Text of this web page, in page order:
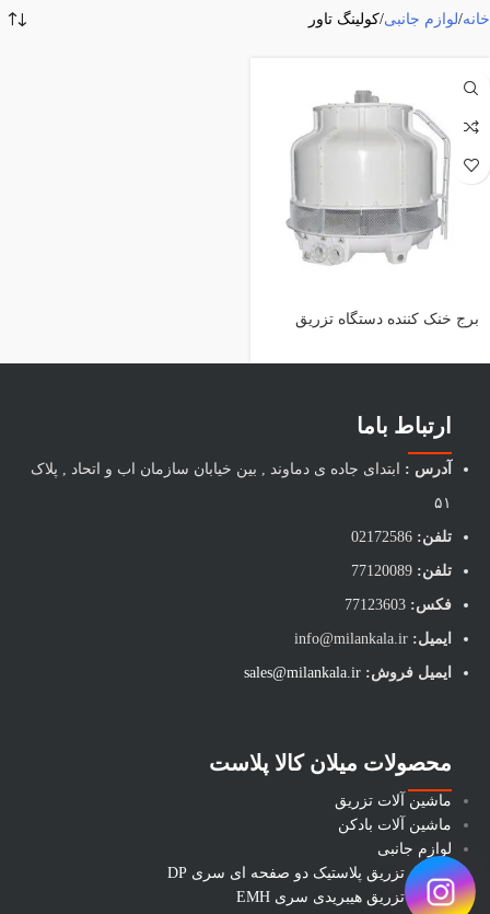
خانه لوازم جانبی کولینگ تاور
برج خنک کننده دستگاه تزریق
ارتباط باما
آدرس : ابتدای جاده ی دماوند , بین خیابان سازمان اب و اتحاد , پلاک
۵۱
تلفن: 02172586
تلفن:
فکس:
ایمیل:
ایمیل فروش: sales@milankala.ir
محصولات میلان کالا پلاست
ماشین آلات تزریق
ماشین آلات بادکن
لوازم جانبی
ماشین تزریق پلاستیک دو صفحه ای سری DP
ماشین تزریق هیبریدی سری EMH